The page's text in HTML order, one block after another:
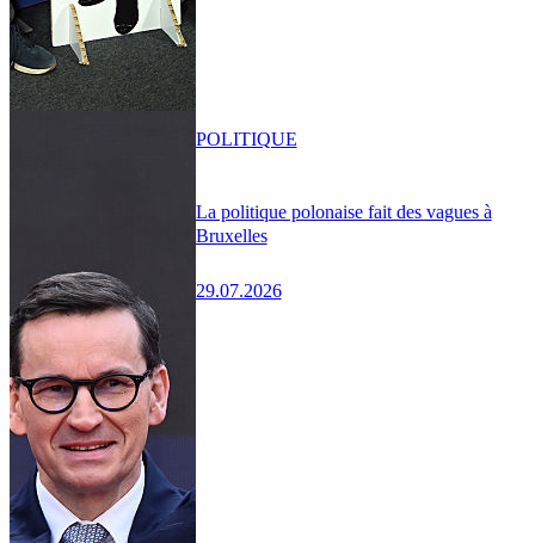
La politique polonaise fait des vagues à
Bruxelles
29.07.2026
POLITIQUE